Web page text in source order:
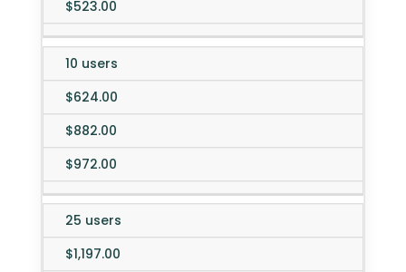
$523.00
10 users
$624.00
$882.00
$972.00
25 users
$1,197.00